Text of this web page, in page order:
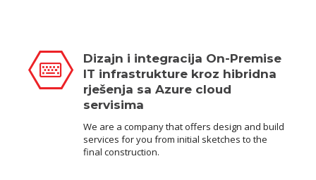
Dizajn i integracija On-Premise
IT infrastrukture kroz hibridna
rješenja sa Azure cloud
servisima
We are a company that offers design and build
services for you from initial sketches to the
final construction.